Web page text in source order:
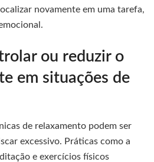
novamente em uma tarefa,
ou reduzir o
em situações de
de relaxamento podem ser
excessivo. Práticas como a
e exercícios físicos